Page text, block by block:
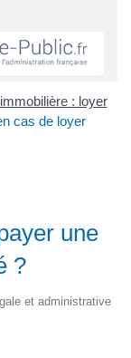
: loyer
cas de loyer
une
?
et administrative